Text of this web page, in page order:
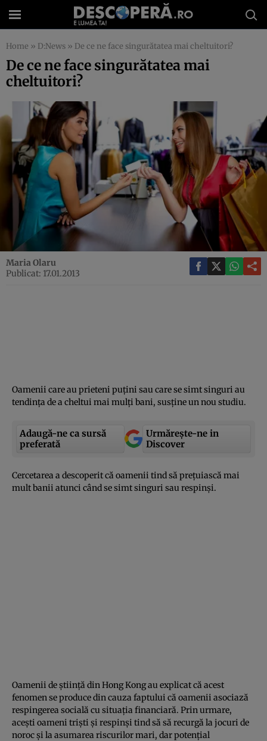
Home » D:News » De ce ne face singurătatea mai cheltuitori?
De ce ne face singurătatea mai
cheltuitori?
Maria Olaru
Publicat: 17.01.2013
Oamenii care au prieteni puţini sau care se simt singuri au
tendinţa de a cheltui mai mulţi bani, susţine un nou studiu.
Adaugă-ne ca sursă
preferată
Urmărește-ne in
Discover
Cercetarea a descoperit că oamenii tind să preţuiască mai
mult banii atunci când se simt singuri sau respinşi.
Oamenii de ştiinţă din Hong Kong au explicat că acest
fenomen se produce din cauza faptului că oamenii asociază
respingerea socială cu situaţia financiară. Prin urmare,
aceşti oameni trişti şi respinşi tind să să recurgă la jocuri de
noroc şi la asumarea riscurilor mari, dar potenţial